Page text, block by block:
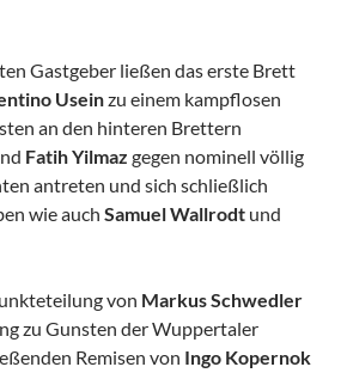
Gastgeber ließen das erste Brett
Useinzu einem kampflosen
an den hinteren Brettern
Fatih Yilmaz gegen nominell völlig
antreten und sich schließlich
wie auch Samuel Wallrodt und
von Markus Schwedler
zu Gunsten der Wuppertaler
Remisen von Ingo Kopernok